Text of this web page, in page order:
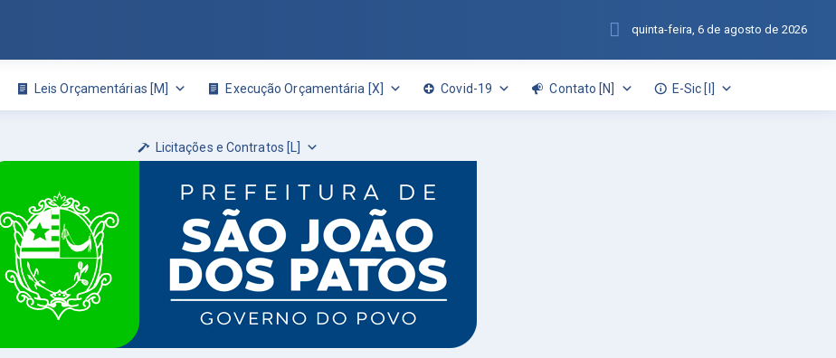
Leis Orçamentárias [M] Execução Orçamentária [X] Covid-19 Contato [N] E-Sic [I]
Licitações e Contratos [L]
quinta-feira, 6 de agosto de 2026